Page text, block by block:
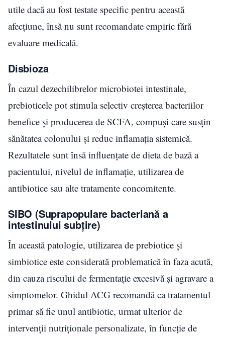
utile dacă au fost testate specific pentru această
afecțiune, însă nu sunt recomandate empiric fără
evaluare medicală.
Disbioza
În cazul dezechilibrelor microbiotei intestinale,
prebioticele pot stimula selectiv creșterea bacteriilor
benefice și producerea de SCFA, compuși care susțin
sănătatea colonului și reduc inflamația sistemică.
Rezultatele sunt însă influențate de dieta de bază a
pacientului, nivelul de inflamație, utilizarea de
antibiotice sau alte tratamente concomitente.
SIBO (Suprapopulare bacteriană a
intestinului subțire)
În această patologie, utilizarea de prebiotice și
simbiotice este considerată problematică în faza acută,
din cauza riscului de fermentație excesivă și agravare a
simptomelor. Ghidul ACG recomandă ca tratamentul
primar să fie unul antibiotic, urmat ulterior de
intervenții nutriționale personalizate, în funcție de